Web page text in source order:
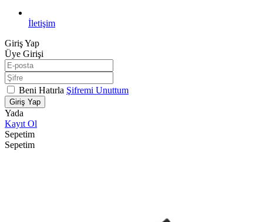
İletişim
Giriş Yap
Üye Girişi
Beni Hatırla Şifremi Unuttum
Giriş Yap
Yada
Kayıt Ol
Sepetim
Sepetim